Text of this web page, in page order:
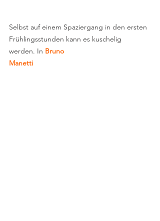
Selbst auf einem Spaziergang in den ersten
Frühlingsstunden kann es kuschelig
werden. In Bruno
Manetti